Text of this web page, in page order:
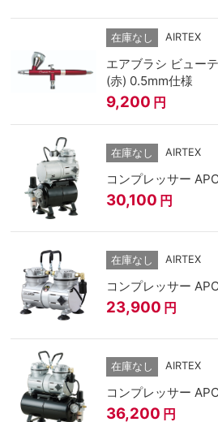
在庫なし AIRTEX
エアブラシ ビュー
(赤) 0.5mm仕様
9,200 円
在庫なし AIRTEX
コンプレッサー
30,100 円
在庫なし AIRTEX
コンプレッサー
23,900 円
在庫なし AIRTEX
コンプレッサー
36,200 円